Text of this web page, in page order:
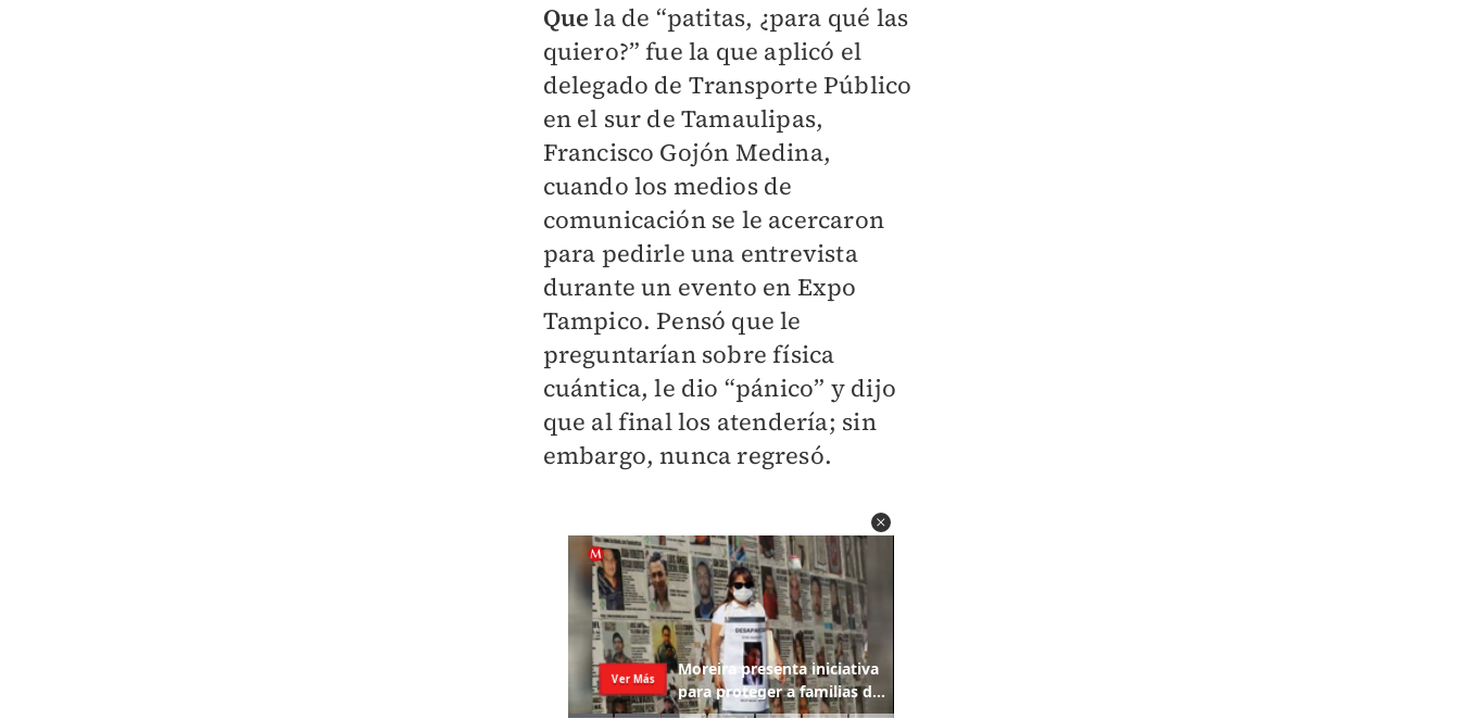
Que la de “patitas, ¿para qué las
quiero?” fue la que aplicó el
delegado de Transporte Público
en el sur de Tamaulipas,
Francisco Gojón Medina,
cuando los medios de
comunicación se le acercaron
para pedirle una entrevista
durante un evento en Expo
Tampico. Pensó que le
preguntarían sobre física
cuántica, le dio “pánico” y dijo
que al final los atendería; sin
embargo, nunca regresó.